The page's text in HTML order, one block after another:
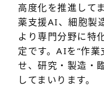
高度化を推進して
薬支援AI、細胞製
より専門分野に特
定です。AIを“作業
せ、研究・製造・
してまいります。